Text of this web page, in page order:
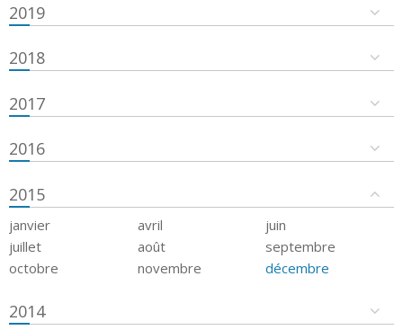
2019
2018
2017
2016
2015
janvier avril
juin
juillet
août
septembre
octobre
novembre décembre
2014